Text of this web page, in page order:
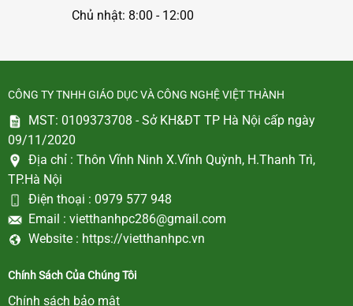
Chủ nhật: 8:00 - 12:00
CÔNG TY TNHH GIÁO DỤC VÀ CÔNG NGHỆ VIỆT THÀNH
MST: 0109373708 - Sở KH&ĐT TP Hà Nội cấp ngày
09/11/2020
Địa chỉ : Thôn Vĩnh Ninh X.Vĩnh Quỳnh, H.Thanh Trì,
TP.Hà Nội
Điện thoại : 0979 577 948
Email : vietthanhpc286@gmail.com
Website : https://vietthanhpc.vn
Chính Sách Của Chúng Tôi
Chính sách bảo mật